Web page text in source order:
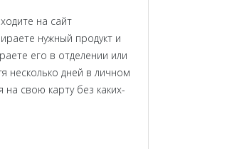
на сайт
нужный продукт и
его в отделении или
несколько дней в личном
свою карту без каких-